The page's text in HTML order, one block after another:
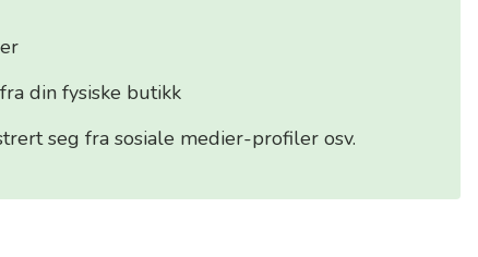
din fysiske butikk
seg fra sosiale medier-profiler osv.